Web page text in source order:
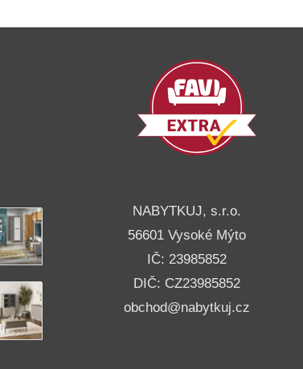
NABYTKUJ, s.r.o.
56601 Vysoké Mýto
IČ: 23985852
DIČ: CZ23985852
obchod@nabytkuj.cz